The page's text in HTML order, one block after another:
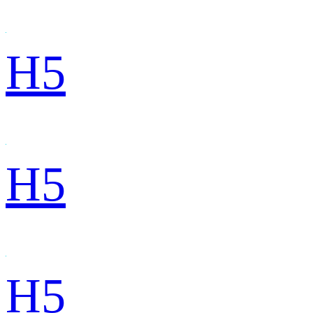
H5
H5
H5